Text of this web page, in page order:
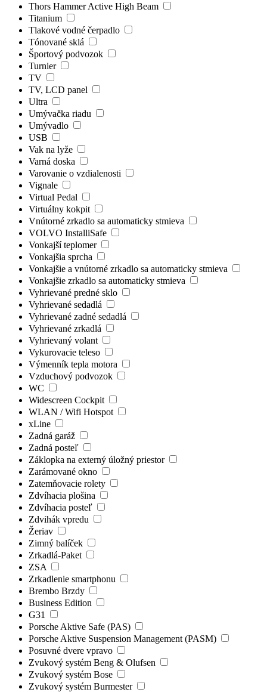
Thors Hammer Active High Beam
Titanium
Tlakové vodné čerpadlo
Tónované sklá
Športový podvozok
Turnier
TV
TV, LCD panel
Ultra
Umývačka riadu
Umývadlo
USB
Vak na lyže
Varná doska
Varovanie o vzdialenosti
Vignale
Virtual Pedal
Virtuálny kokpit
Vnútorné zrkadlo sa automaticky stmieva
VOLVO InstalliSafe
Vonkajší teplomer
Vonkajšia sprcha
Vonkajšie a vnútorné zrkadlo sa automaticky stmieva
Vonkajšie zrkadlo sa automaticky stmieva
Vyhrievané predné sklo
Vyhrievané sedadlá
Vyhrievané zadné sedadlá
Vyhrievané zrkadlá
Vyhrievaný volant
Vykurovacie teleso
Výmenník tepla motora
Vzduchový podvozok
WC
Widescreen Cockpit
WLAN / Wifi Hotspot
xLine
Zadná garáž
Zadná posteľ
Záklopka na externý úložný priestor
Zarámované okno
Zatemňovacie rolety
Zdvíhacia plošina
Zdvíhacia posteľ
Zdvihák vpredu
Žeriav
Zimný balíček
Zrkadlá-Paket
ZSA
Zrkadlenie smartphonu
Brembo Brzdy
Business Edition
G31
Porsche Aktive Safe (PAS)
Porsche Aktive Suspension Management (PASM)
Posuvné dvere vpravo
Zvukový systém Beng & Olufsen
Zvukový systém Bose
Zvukový systém Burmester